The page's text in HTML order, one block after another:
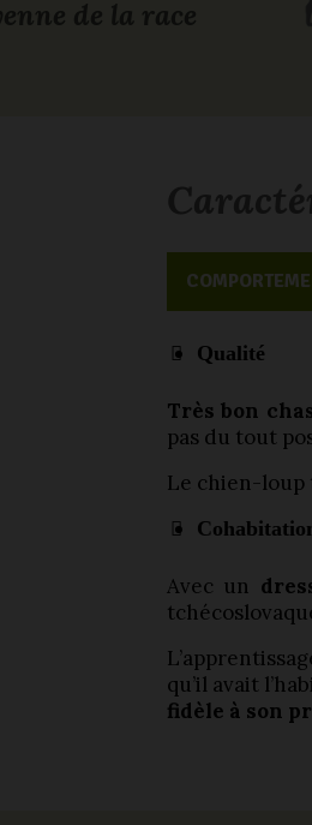
Qualité
Très bon
pas du tout
Le chien-loup
Avec un
qu’il avait
fidèle à son